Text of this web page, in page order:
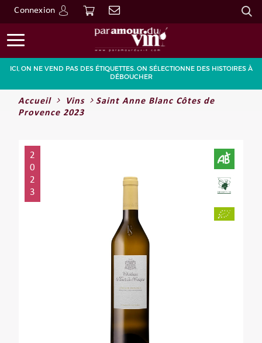
Connexion
Go
ICI, ON NE VEND PAS DES ÉTIQUETTES. ON SÉLECTIONNE DES HISTOIRES À
DÉBOUCHER
Accueil Vins
Saint Anne Blanc Côtes de
Provence 2023
2
0
2
3